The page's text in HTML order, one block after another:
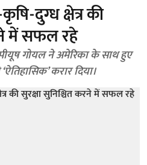
दुग्ध क्षेत्र की
में सफल रहे
पीयूष गोयल ने अमेरिका के साथ हुए
करार दिया।